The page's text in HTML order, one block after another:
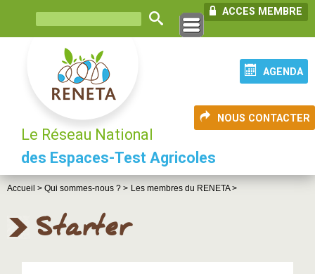
ACCES MEMBRE
AGENDA
NOUS CONTACTER
Le Réseau National
des Espaces-Test Agricoles
Accueil > Qui sommes-nous ? > Les membres du RENETA >
Starter